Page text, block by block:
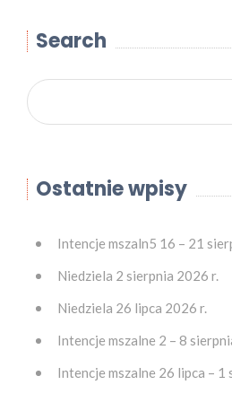
Search
Ostatnie wpisy
Intencje mszaln5 16 – 21
Niedziela 2 sierpnia 2026 r.
Niedziela 26 lipca 2026 r.
Intencje mszalne 2 – 8
Intencje mszalne 26 lipca – 1